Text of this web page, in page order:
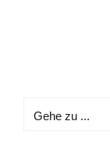
Gehe zu ...